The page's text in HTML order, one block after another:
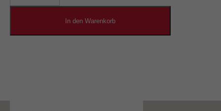
Designputz
In den Warenkorb